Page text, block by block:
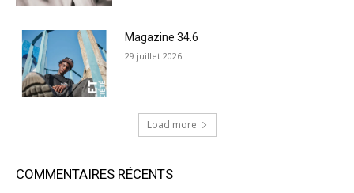
Magazine 34.6
29 juillet 2026
Load more
COMMENTAIRES RÉCENTS